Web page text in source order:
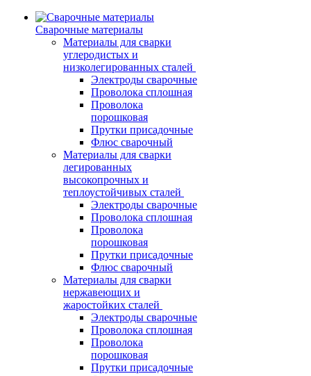
Сварочные материалы
Материалы для сварки
углеродистых и
низколегированных сталей
Электроды сварочные
Проволока сплошная
Проволока
порошковая
Прутки присадочные
Флюс сварочный
Материалы для сварки
легированных
высокопрочных и
теплоустойчивых сталей
Электроды сварочные
Проволока сплошная
Проволока
порошковая
Прутки присадочные
Флюс сварочный
Материалы для сварки
нержавеющих и
жаростойких сталей
Электроды сварочные
Проволока сплошная
Проволока
порошковая
Прутки присадочные